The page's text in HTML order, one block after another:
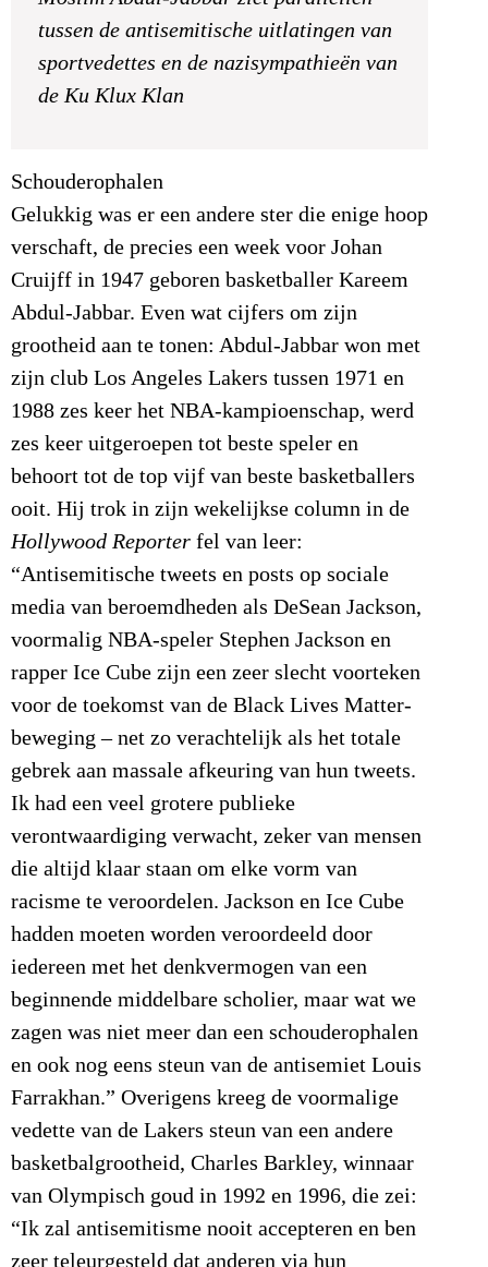
tussen de antisemitische uitlatingen van
sportvedettes en de nazisympathieën van
de Ku Klux Klan
Schouderophalen
Gelukkig was er een andere ster die enige hoop
verschaft, de precies een week voor Johan
Cruijff in 1947 geboren basketballer Kareem
Abdul-Jabbar. Even wat cijfers om zijn
grootheid aan te tonen: Abdul-Jabbar won met
zijn club Los Angeles Lakers tussen 1971 en
1988 zes keer het NBA-kampioenschap, werd
zes keer uitgeroepen tot beste speler en
behoort tot de top vijf van beste basketballers
ooit. Hij trok in zijn wekelijkse column in de
Hollywood Reporter fel van leer:
“Antisemitische tweets en posts op sociale
media van beroemdheden als DeSean Jackson,
voormalig NBA-speler Stephen Jackson en
rapper Ice Cube zijn een zeer slecht voorteken
voor de toekomst van de Black Lives Matter-
beweging – net zo verachtelijk als het totale
gebrek aan massale afkeuring van hun tweets.
Ik had een veel grotere publieke
verontwaardiging verwacht, zeker van mensen
die altijd klaar staan om elke vorm van
racisme te veroordelen. Jackson en Ice Cube
hadden moeten worden veroordeeld door
iedereen met het denkvermogen van een
beginnende middelbare scholier, maar wat we
zagen was niet meer dan een schouderophalen
en ook nog eens steun van de antisemiet Louis
Farrakhan.” Overigens kreeg de voormalige
vedette van de Lakers steun van een andere
basketbalgrootheid, Charles Barkley, winnaar
van Olympisch goud in 1992 en 1996, die zei:
“Ik zal antisemitisme nooit accepteren en ben
zeer teleurgesteld dat anderen via hun